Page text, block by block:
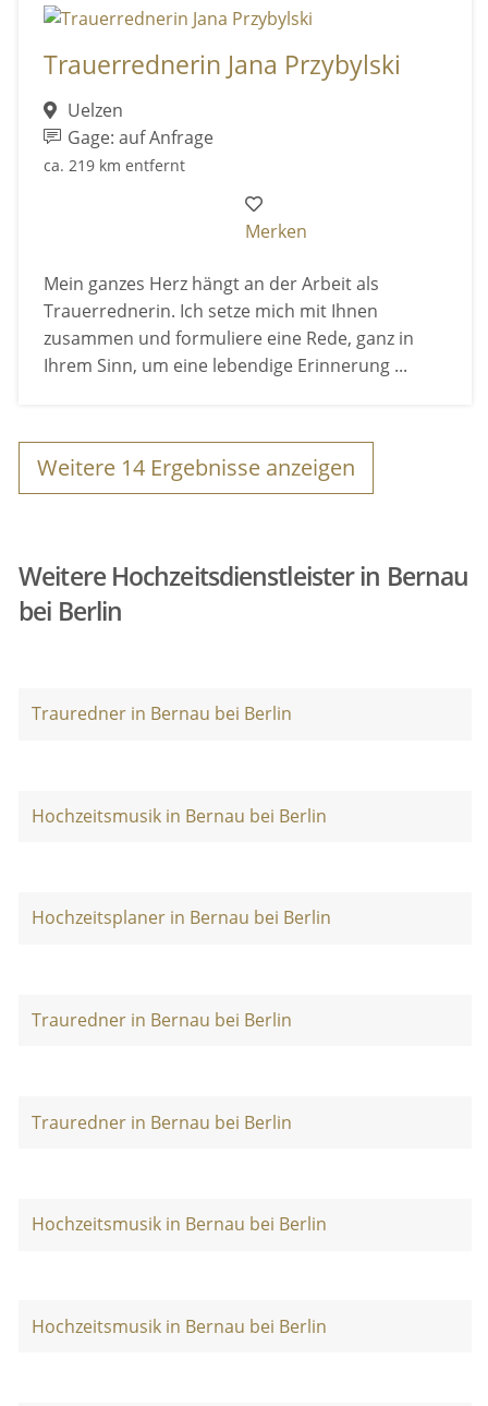
Trauerrednerin Jana Przybylski
Uelzen
Gage: auf Anfrage
ca. 219 km entfernt
Merken
Mein ganzes Herz hängt an der Arbeit als
Trauerrednerin. Ich setze mich mit Ihnen
zusammen und formuliere eine Rede, ganz in
Ihrem Sinn, um eine lebendige Erinnerung ...
Weitere 14 Ergebnisse anzeigen
Weitere Hochzeitsdienstleister in Bernau
bei Berlin
Trauredner in Bernau bei Berlin
Hochzeitsmusik in Bernau bei Berlin
Hochzeitsplaner in Bernau bei Berlin
Trauredner in Bernau bei Berlin
Trauredner in Bernau bei Berlin
Hochzeitsmusik in Bernau bei Berlin
Hochzeitsmusik in Bernau bei Berlin